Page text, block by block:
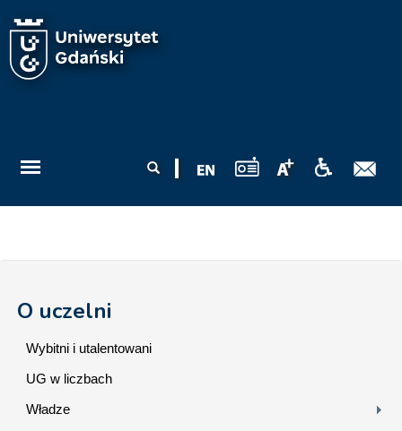
wyszukiwania
O uczelni
Wybitni i utalentowani
UG w liczbach
Władze